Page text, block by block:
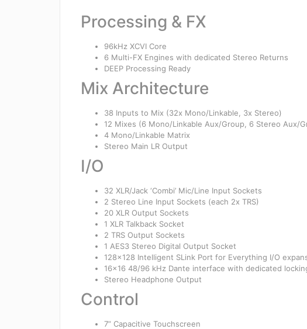
Processing & FX
96kHz XCVI Core
6 Multi-FX Engines with dedicated Stereo Returns
DEEP Processing Ready
Mix Architecture
38 Inputs to Mix (32x Mono/Linkable, 3x Stereo)
12 Mixes (6 Mono/Linkable Aux/Group, 6 Stereo Aux/
4 Mono/Linkable Matrix
Stereo Main LR Output
I/O
32 XLR/Jack ‘Combi’ Mic/Line Input Sockets
2 Stereo Line Input Sockets (each 2x TRS)
20 XLR Output Sockets
1 XLR Talkback Socket
2 TRS Output Sockets
1 AES3 Stereo Digital Output Socket
128×128 Intelligent SLink Port for Everything I/O
16×16 48/96 kHz Dante interface with dedicated
Stereo Headphone Output
Control
7” Capacitive Touchscreen